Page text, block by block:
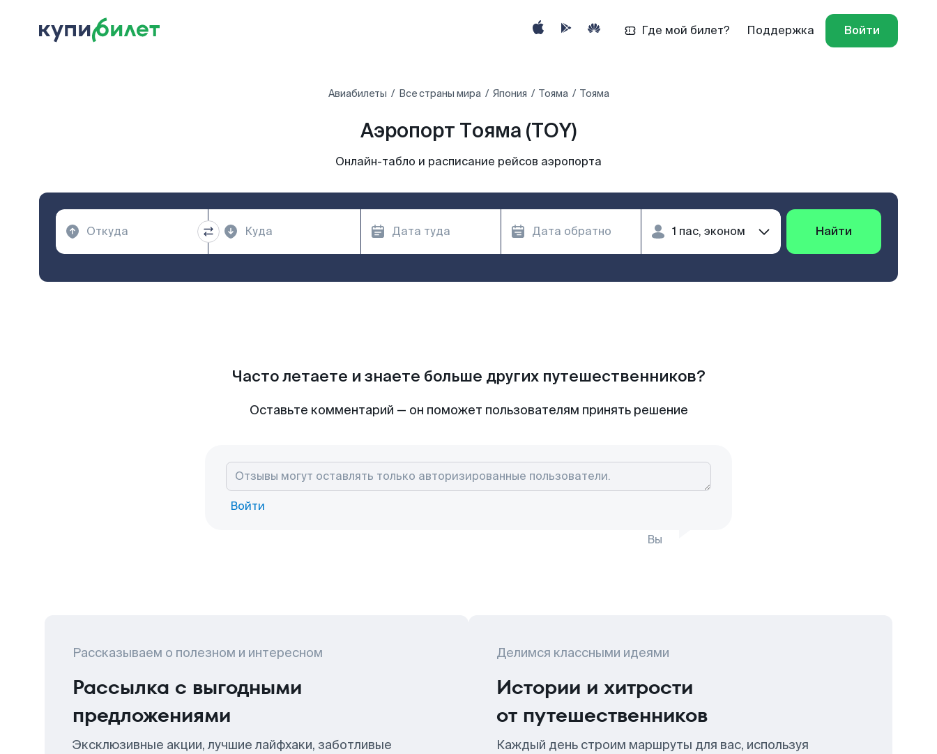
Где мой билет? Поддержка Войти
Авиабилеты Все страны мира Япония Тояма Тояма
Аэропорт Тояма (TOY)
Онлайн-табло и расписание рейсов аэропорта
Найти
Часто летаете и знаете больше других путешественников?
Оставьте комментарий — он поможет пользователям принять решение
Войти
Вы
Рассказываем о полезном и интересном
Рассылка с выгодными
предложениями
Эксклюзивные акции, лучшие лайфхаки, заботливые
Делимся классными идеями
Истории и хитрости
от путешественников
Каждый день строим маршруты для вас, используя